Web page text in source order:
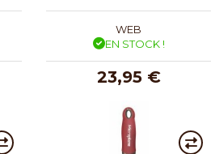
WEB
EN STOCK !
23,95 €